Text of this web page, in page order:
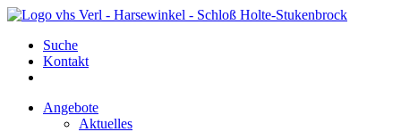
Suche
Kontakt
Angebote
Aktuelles